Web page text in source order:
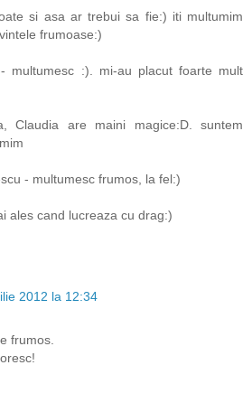
si asa ar trebui sa fie:) iti multumim
frumoase:)
multumesc :). mi-au placut foarte mult
Claudia are maini magice:D. suntem
- multumesc frumos, la fel:)
ales cand lucreaza cu drag:)
2012 la 12:34
frumos.